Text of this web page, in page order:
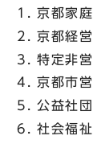
京都家
京都経
特定非
京都市
公益社
社会福